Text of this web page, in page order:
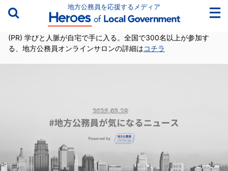
地方公務員を応援するメディア
(PR) 学びと人脈が自宅で手に入る。全国で300名以上が参加す
る、地方公務員オンラインサロンの詳細はコチラ